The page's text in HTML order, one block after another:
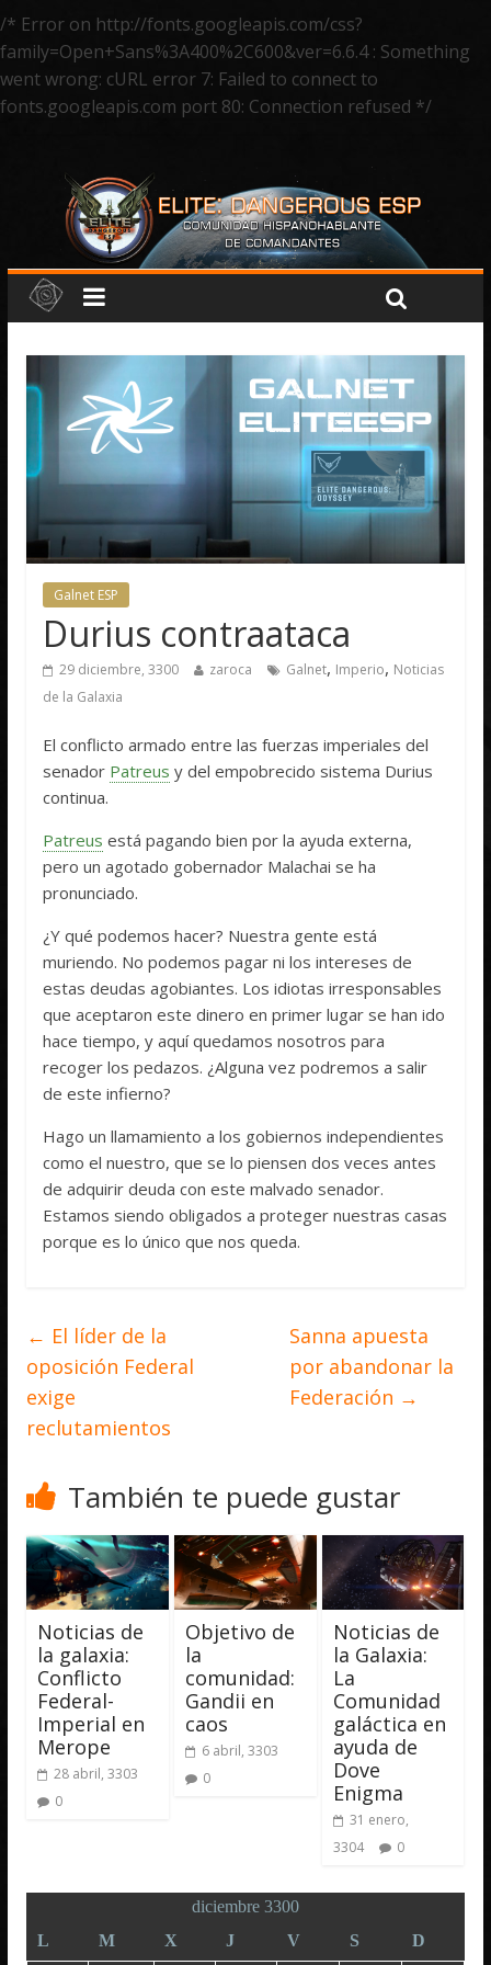
/* Error on http://fonts.googleapis.com/css?
family=Open+Sans%3A400%2C600&ver=6.6.4 : Something
went wrong: cURL error 7: Failed to connect to
fonts.googleapis.com port 80: Connection refused */
Galnet ESP
Durius contraataca
29 diciembre, 3300 zaroca Galnet, Imperio, Noticias
de la Galaxia
El conflicto armado entre las fuerzas imperiales del
senador Patreus y del empobrecido sistema Durius
continua.
Patreus está pagando bien por la ayuda externa,
pero un agotado gobernador Malachai se ha
pronunciado.
¿Y qué podemos hacer? Nuestra gente está
muriendo. No podemos pagar ni los intereses de
estas deudas agobiantes. Los idiotas irresponsables
que aceptaron este dinero en primer lugar se han ido
hace tiempo, y aquí quedamos nosotros para
recoger los pedazos. ¿Alguna vez podremos a salir
de este infierno?
Hago un llamamiento a los gobiernos independientes
como el nuestro, que se lo piensen dos veces antes
de adquirir deuda con este malvado senador.
Estamos siendo obligados a proteger nuestras casas
porque es lo único que nos queda.
← El líder de la
oposición Federal
exige
reclutamientos
Sanna apuesta
por abandonar la
Federación →
También te puede gustar
Noticias de
la galaxia:
Conflicto
Federal-
Imperial en
Merope
28 abril, 3303
0
Objetivo de
la
comunidad:
Gandii en
caos
6 abril, 3303
0
Noticias de
la Galaxia:
La
Comunidad
galáctica en
ayuda de
Dove
Enigma
31 enero,
3304
0
diciembre 3300
L
M X J V S D